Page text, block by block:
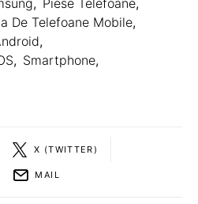
, Piese Telefoane,
De Telefoane Mobile,
,
, Smartphone,
X (TWITTER)
MAIL